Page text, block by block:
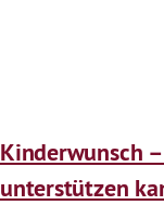
Kinderwunsch
unterstützen